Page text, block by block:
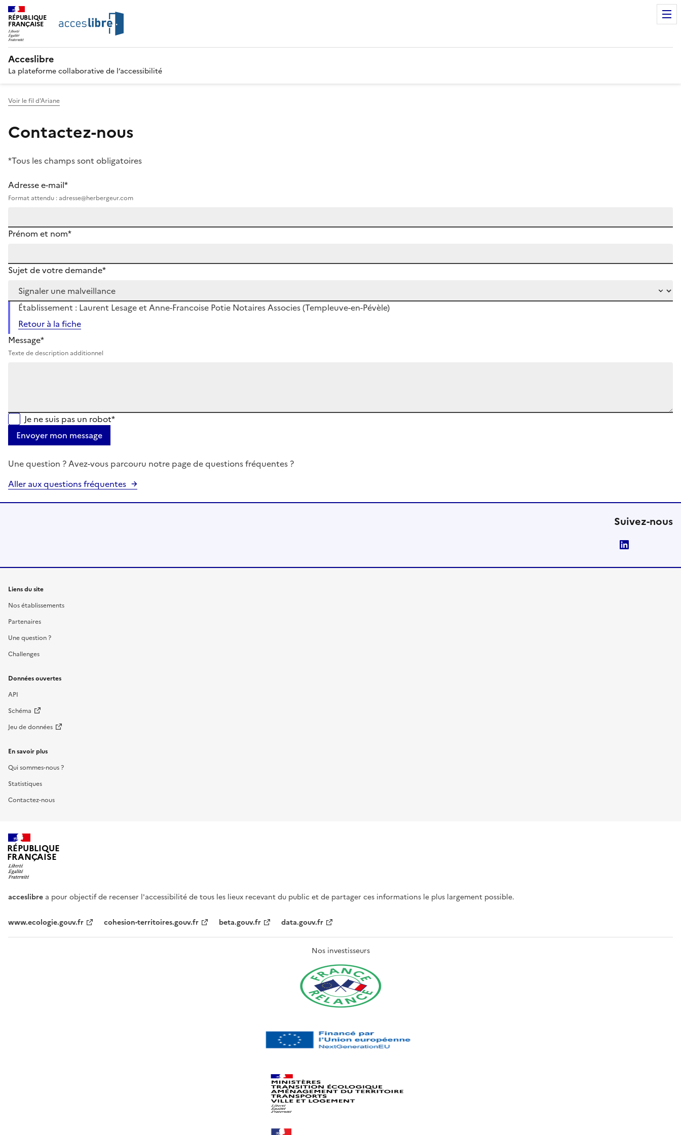
RÉPUBLIQUE
FRANÇAISE
Acceslibre
La plateforme collaborative de l’accessibilité
Voir le fil d'Ariane
Contactez-nous
*Tous les champs sont obligatoires
Adresse e-mail*
Format attendu : adresse@herbergeur.com
Prénom et nom*
Sujet de votre demande*
Établissement : Laurent Lesage et Anne-Francoise Potie Notaires Associes (Templeuve-en-Pévèle)
Retour à la fiche
Message*
Texte de description additionnel
Je ne suis pas un robot*
Envoyer mon message
Une question ? Avez-vous parcouru notre page de questions fréquentes ?
Aller aux questions fréquentes
Suivez-nous
Liens du site
Nos établissements
Partenaires
Une question ?
Challenges
Données ouvertes
API
Schéma
Jeu de données
En savoir plus
Qui sommes-nous ?
Statistiques
Contactez-nous
RÉPUBLIQUE
FRANÇAISE
acceslibre a pour objectif de recenser l'accessibilité de tous les lieux recevant du public et de partager ces informations le plus largement possible.
www.ecologie.gouv.fr cohesion-territoires.gouv.fr beta.gouv.fr data.gouv.fr
Nos investisseurs